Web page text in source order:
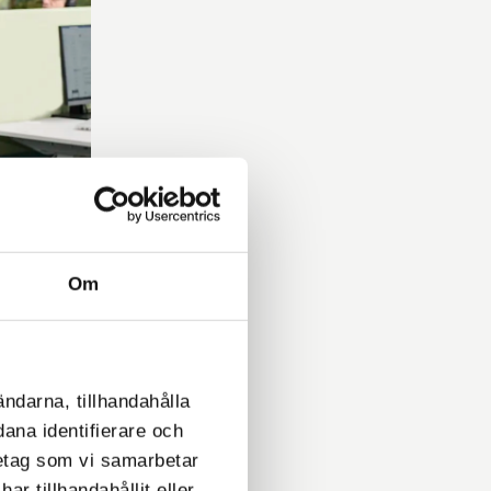
Om
tillhandahålla
identifierare och
som vi samarbetar
är